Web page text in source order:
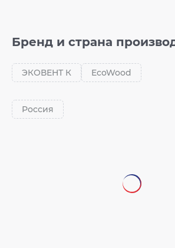
Бренд и страна
ЭКОВЕНТ К EcoWood
Россия